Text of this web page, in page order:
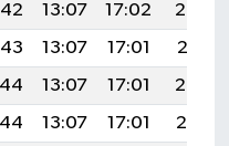
13:07 17:02
20:22
13:07 17:01
20:21
13:07 17:01
20:20
13:07 17:01
20:19